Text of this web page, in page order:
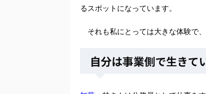
るスポットになっています。
それも私にとっては大きな体験で
自分は事業側で生きて